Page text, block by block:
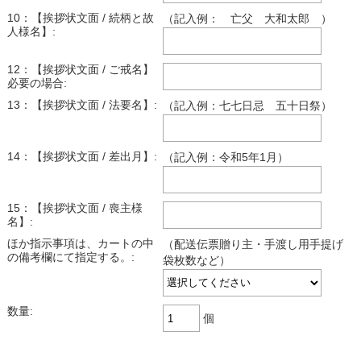
10：【挨拶状文面 / 続柄と故
人様名】:
（記入例： 亡父 大和太郎 ）
12：【挨拶状文面 / ご戒名】
必要の場合:
13：【挨拶状文面 / 法要名】:
（記入例：七七日忌 五十日祭）
14：【挨拶状文面 / 差出月】: （記入例：令和5年1月）
15：【挨拶状文面 / 喪主様
名】:
ほか指示事項は、カートの中
の備考欄にて指定する。:
（配送伝票贈り主・手渡し用手提げ
袋枚数など）
数量:
個